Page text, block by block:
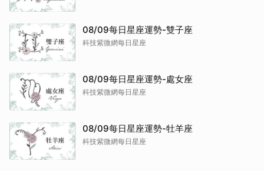
08/09每日星座運勢-雙子座
科技紫微網每日星座
08/09每日星座運勢-處女座
科技紫微網每日星座
08/09每日星座運勢-牡羊座
科技紫微網每日星座